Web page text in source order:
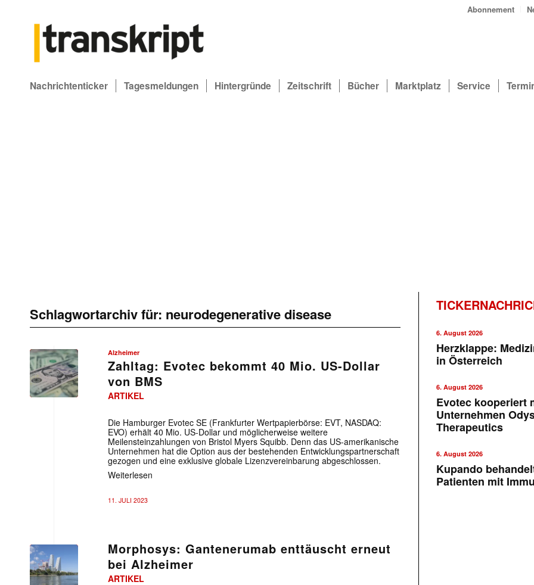
Abonnement
Nachrichtenticker Tagesmeldungen Hintergründe Zeitschrift Bücher Marktplatz Service
Schlagwortarchiv für: neurodegenerative disease
Alzheimer
Zahltag: Evotec bekommt 40 Mio. US-Dollar
von BMS
ARTIKEL
Die Hamburger Evotec SE (Frankfurter Wertpapierbörse: EVT, NASDAQ:
EVO) erhält 40 Mio. US-Dollar und möglicherweise weitere
Meilensteinzahlungen von Bristol Myers Squibb. Denn das US-amerikanische
Unternehmen hat die Option aus der bestehenden Entwicklungspartnerschaft
gezogen und eine exklusive globale Lizenzvereinbarung abgeschlossen.
Weiterlesen
11. JULI 2023
Morphosys: Gantenerumab enttäuscht erneut
bei Alzheimer
ARTIKEL
6. August 2026
Herzklappe:
in Österreich
6. August 2026
Evotec kooperiert
Unternehmen
Therapeutics
6. August 2026
Kupando
Patienten mit